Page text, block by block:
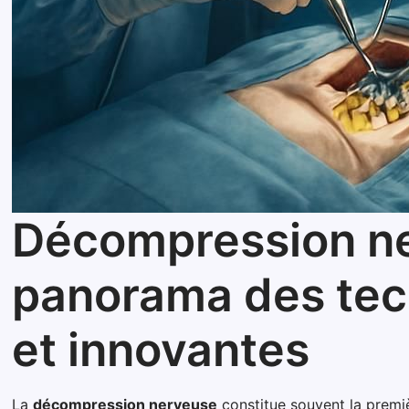
Décompression
panorama des
et innovantes
Ladécompression nerveuse constitue souvent la